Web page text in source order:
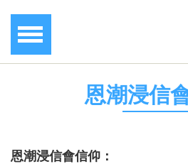
恩潮浸信
恩潮浸信會信仰：